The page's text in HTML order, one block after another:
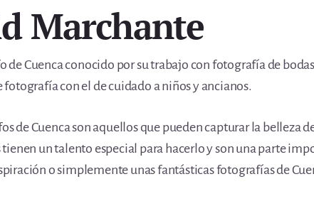
Marchante
de Cuenca conocido por su trabajo con fotografía de
con el de cuidado a niños y ancianos.
de Cuenca son aquellos que pueden capturar la belleza
tienen un talento especial para hacerlo y son una parte
o simplemente unas fantásticas fotografías de